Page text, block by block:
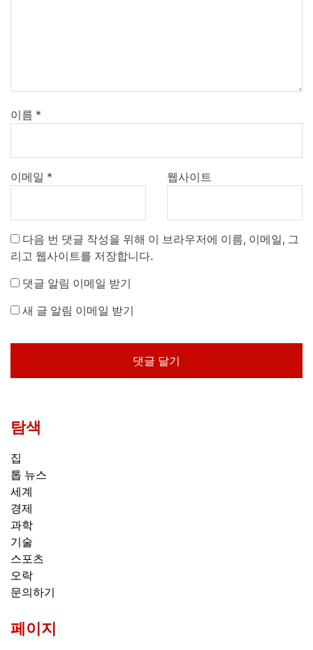
이름 *
이메일 * 웹사이트
다음 번 댓글 작성을 위해 이 브라우저에 이름, 이메일, 그
리고 웹사이트를 저장합니다.
댓글 알림 이메일 받기
새 글 알림 이메일 받기
탐색
집
톱 뉴스
세계
경제
과학
기술
스포츠
오락
문의하기
페이지